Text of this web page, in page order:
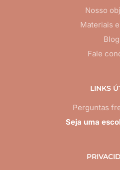
Nosso
Materiais
Blog
Fale
LINKS
Perguntas
Seja uma